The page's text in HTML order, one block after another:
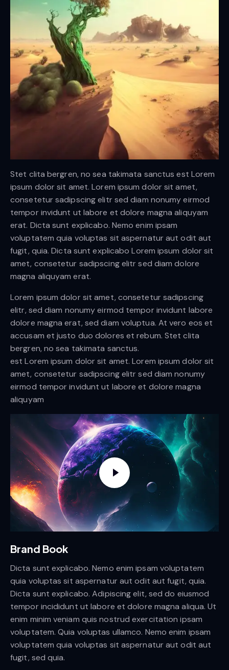
Stet clita bergren, no sea takimata sanctus est Lorem
ipsum dolor sit amet. Lorem ipsum dolor sit amet,
consetetur sadipscing elitr sed diam nonumy eirmod
tempor invidunt ut labore et dolore magna aliquyam
erat. Dicta sunt explicabo. Nemo enim ipsam
voluptatem quia voluptas sit aspernatur aut odit aut
fugit, quia. Dicta sunt explicabo Lorem ipsum dolor sit
amet, consetetur sadipscing elitr sed diam dolore
magna aliquyam erat.
Lorem ipsum dolor sit amet, consetetur sadipscing
elitr, sed diam nonumy eirmod tempor invidunt labore
dolore magna erat, sed diam voluptua. At vero eos et
accusam et justo duo dolores et rebum. Stet clita
bergren, no sea takimata sanctus.
est Lorem ipsum dolor sit amet. Lorem ipsum dolor sit
amet, consetetur sadipscing elitr sed diam nonumy
eirmod tempor invidunt ut labore et dolore magna
aliquyam
Brand Book
Dicta sunt explicabo. Nemo enim ipsam voluptatem
quia voluptas sit aspernatur aut odit aut fugit, quia.
Dicta sunt explicabo. Adipiscing elit, sed do eiusmod
tempor incididunt ut labore et dolore magna aliqua. Ut
enim minim veniam quis nostrud exercitation ipsam
voluptatem. Quia voluptas ullamco. Nemo enim ipsam
voluptatem quia voluptas sit aspernatur aut odit aut
fugit, sed quia.